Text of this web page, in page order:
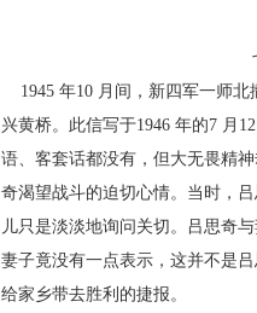
吕思奇
七月十二日
1945 年10 月间，新四军一师北
兴黄桥。此信写于1946 年的7 月
语、客套话都没有，但大无畏精神
奇渴望战斗的迫切心情。当时，
儿只是淡淡地询问关切。吕思奇
妻子竟没有一点表示，这并不是
给家乡带去胜利的捷报。